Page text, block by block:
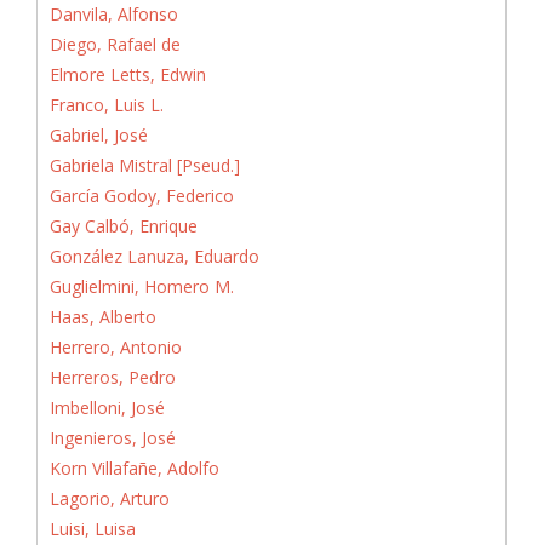
Danvila, Alfonso
Diego, Rafael de
Elmore Letts, Edwin
Franco, Luis L.
Gabriel, José
Gabriela Mistral [Pseud.]
García Godoy, Federico
Gay Calbó, Enrique
González Lanuza, Eduardo
Guglielmini, Homero M.
Haas, Alberto
Herrero, Antonio
Herreros, Pedro
Imbelloni, José
Ingenieros, José
Korn Villafañe, Adolfo
Lagorio, Arturo
Luisi, Luisa